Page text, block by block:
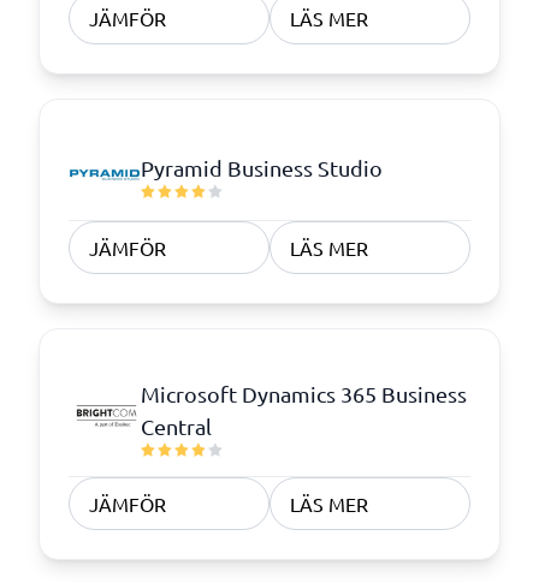
JÄMFÖR LÄS MER
Pyramid Business Studio
JÄMFÖR LÄS MER
Microsoft Dynamics 365 Business
Central
JÄMFÖR LÄS MER